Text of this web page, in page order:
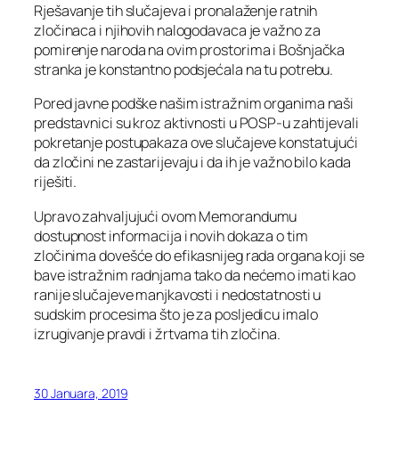
Rješavanje tih slučajeva i pronalaženje ratnih
zločinaca i njihovih nalogodavaca je važno za
pomirenje naroda na ovim prostorima i Bošnjačka
stranka je konstantno podsjećala na tu potrebu.
Pored javne podške našim istražnim organima naši
predstavnici su kroz aktivnosti u POSP-u zahtijevali
pokretanje postupakaza ove slučajeve konstatujući
da zločini ne zastarijevaju i da ih je važno bilo kada
riješiti.
Upravo zahvaljujući ovom Memorandumu
dostupnost informacija i novih dokaza o tim
zločinima dovešće do efikasnijeg rada organa koji se
bave istražnim radnjama tako da nećemo imati kao
ranije slučajeve manjkavosti i nedostatnosti u
sudskim procesima što je za posljedicu imalo
izrugivanje pravdi i žrtvama tih zločina.
30 Januara, 2019